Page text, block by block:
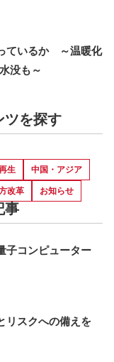
ているか ～温暖化
没も～
ツを探す
生
中国・アジア
改革 お知らせ
事
子コンピューター
リスクへの備えを